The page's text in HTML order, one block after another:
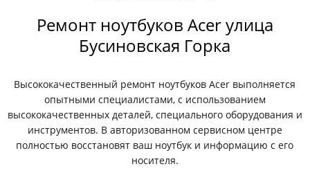
Ремонт ноутбуков Acer улица
Бусиновская Горка
Высококачественный ремонт ноутбуков Acer выполняется
опытными специалистами, с использованием
высококачественных деталей, специального оборудования и
инструментов. В авторизованном сервисном центре
полностью восстановят ваш ноутбук и информацию с его
носителя.